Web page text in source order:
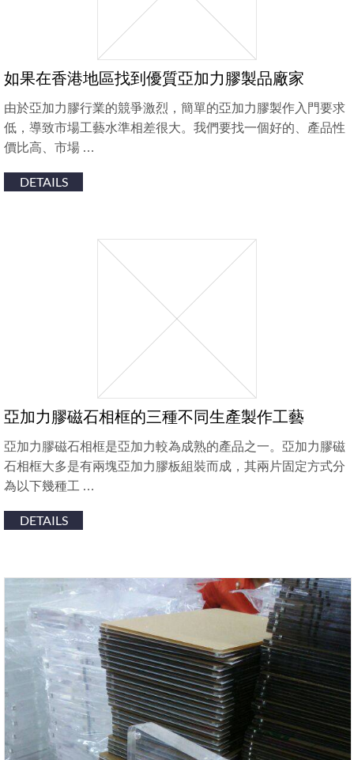
如果在香港地區找到優質亞加力膠製品廠家
由於亞加力膠行業的競爭激烈，簡單的亞加力膠製作入門要求
低，導致市場工藝水準相差很大。我們要找一個好的、產品性
價比高、市場 …
DETAILS
亞加力膠磁石相框的三種不同生產製作工藝
亞加力膠磁石相框是亞加力較為成熟的產品之一。亞加力膠磁
石相框大多是有兩塊亞加力膠板組裝而成，其兩片固定方式分
為以下幾種工 …
DETAILS